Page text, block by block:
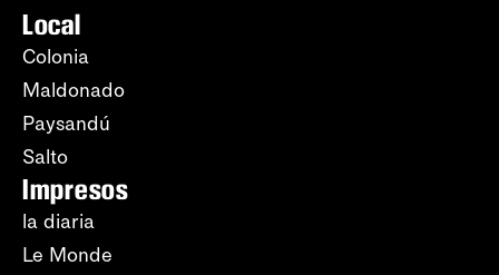
Local
Colonia
Maldonado
Paysandú
Salto
Impresos
la diaria
Le Monde